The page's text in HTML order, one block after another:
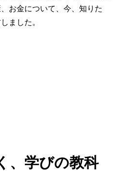
お金について、今、知りた
ました。
、学びの教科